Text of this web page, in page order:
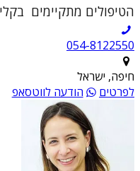
הטיפולים מתקיימים
054-8122550
חיפה, ישראל
לפרטים
הודעה לווטסאפ